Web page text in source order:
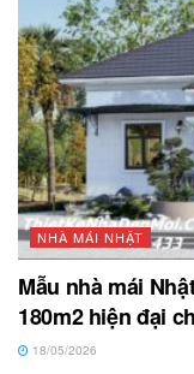
NHÀ MÁI NHẬT
Mẫu nhà mái
180m2 hiện đại
18/05/2026